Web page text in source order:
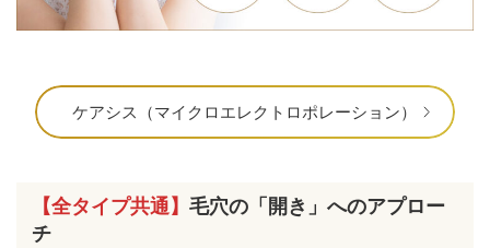
ケアシス（マイクロエレクトロポレーション）
【全タイプ共通】 毛穴の「開き」へのアプロー
チ